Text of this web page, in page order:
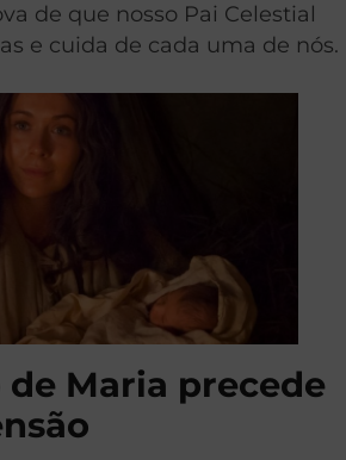
de que nosso Pai Celestial
e cuida de cada uma de nós.
Maria precede